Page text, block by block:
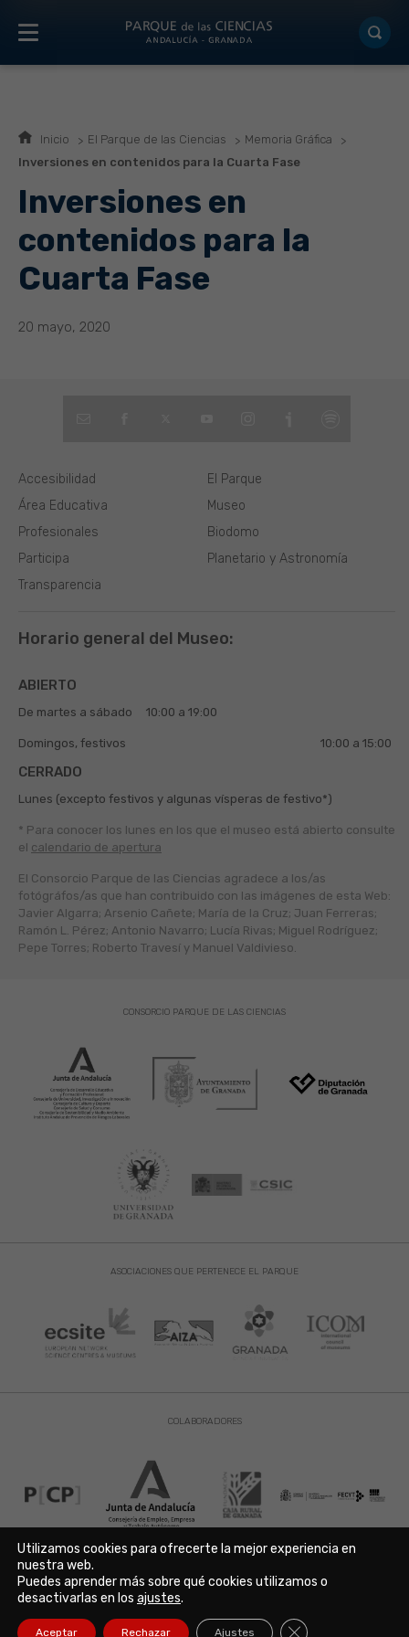
Inicio El Parque de las Ciencias
Memoria Gráfica
Inversiones en contenidos para la Cuarta Fase
Inversiones en
contenidos para la
Cuarta Fase
20 mayo, 2020
El Parque
Museo
Biodomo
Planetario y Astronomía
Área Educativa
Profesionales
Participa
Transparencia
Accesibilidad
Horario general del Museo:
ABIERTO
De martes a sábado 10:00 a 19:00
Domingos, festivos 10:00 a 15:00
CERRADO
Lunes (excepto festivos y algunas vísperas de festivo*)
* Para conocer los lunes en los que el museo está abierto consulte
el calendario de apertura
El Consorcio Parque de las Ciencias agradece a los/as
fotógráfos/as que han contribuido con las imágenes de esta Web:
Javier Algarra; Arsenio Cañete; María de la Cruz; Juan Ferreras;
Ramón L. Pérez; Antonio Navarro; Lucía Rivas; Miguel Rodríguez;
Pepe Torres; Roberto Travesí y Manuel Valdivieso.
ASOCIACIONES QUE PERTENECE EL PARQUE
CONSORCIO PARQUE DE LAS CIENCIAS
COLABORADORES
Aviso Legal | Política de Privacidad | Política de Cookies
Copyright © 2021. Parque de las Ciencias. Avda. de la Ciencia s/n
18006 Granada. España. Telf.: 958 131 900. Todos los derechos
Utilizamos cookies para ofrecerte la mejor experiencia en
nuestra web.
Puedes aprender más sobre qué cookies utilizamos o
desactivarlas en los ajustes.
Aceptar Rechazar Ajustes Cerrar el banner de